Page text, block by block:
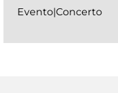
Evento|Concerto